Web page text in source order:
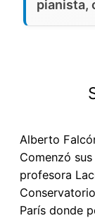
pianista,
Alberto
Comenzó
profesora
París donde